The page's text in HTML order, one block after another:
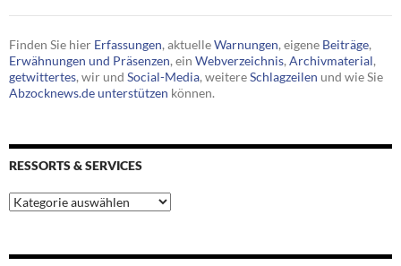
Finden Sie hier Erfassungen, aktuelleWarnungen, eigene Beiträge,
Erwähnungen und Präsenzen, ein Webverzeichnis, Archivmaterial,
getwittertes, wir und Social-Media, weitereSchlagzeilen und wie Sie
Abzocknews.de unterstützen können.
RESSORTS & SERVICES
Ressorts
&